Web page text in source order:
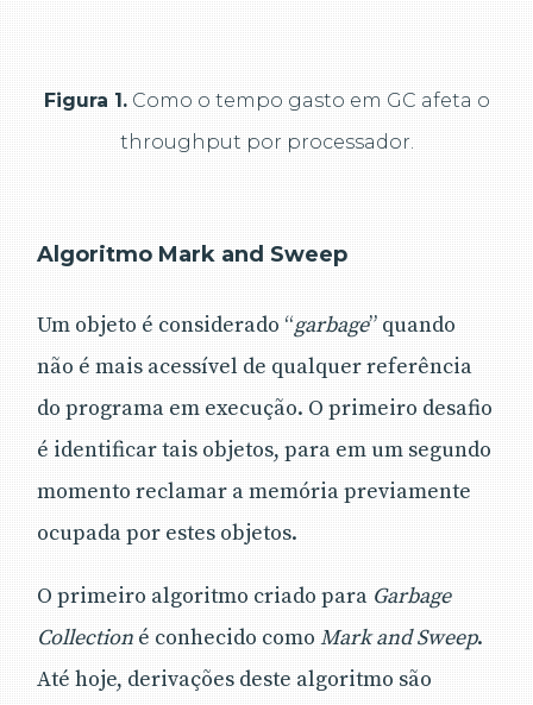
Figura 1.Como o tempo gasto em GC afeta o
throughput por processador.
Algoritmo Mark and Sweep
Um objeto é considerado “garbage” quando
não é mais acessível de qualquer referência
do programa em execução. O primeiro desafio
é identificar tais objetos, para em um segundo
momento reclamar a memória previamente
ocupada por estes objetos.
O primeiro algoritmo criado para Garbage
Collection é conhecido como Mark and Sweep.
Até hoje, derivações deste algoritmo são